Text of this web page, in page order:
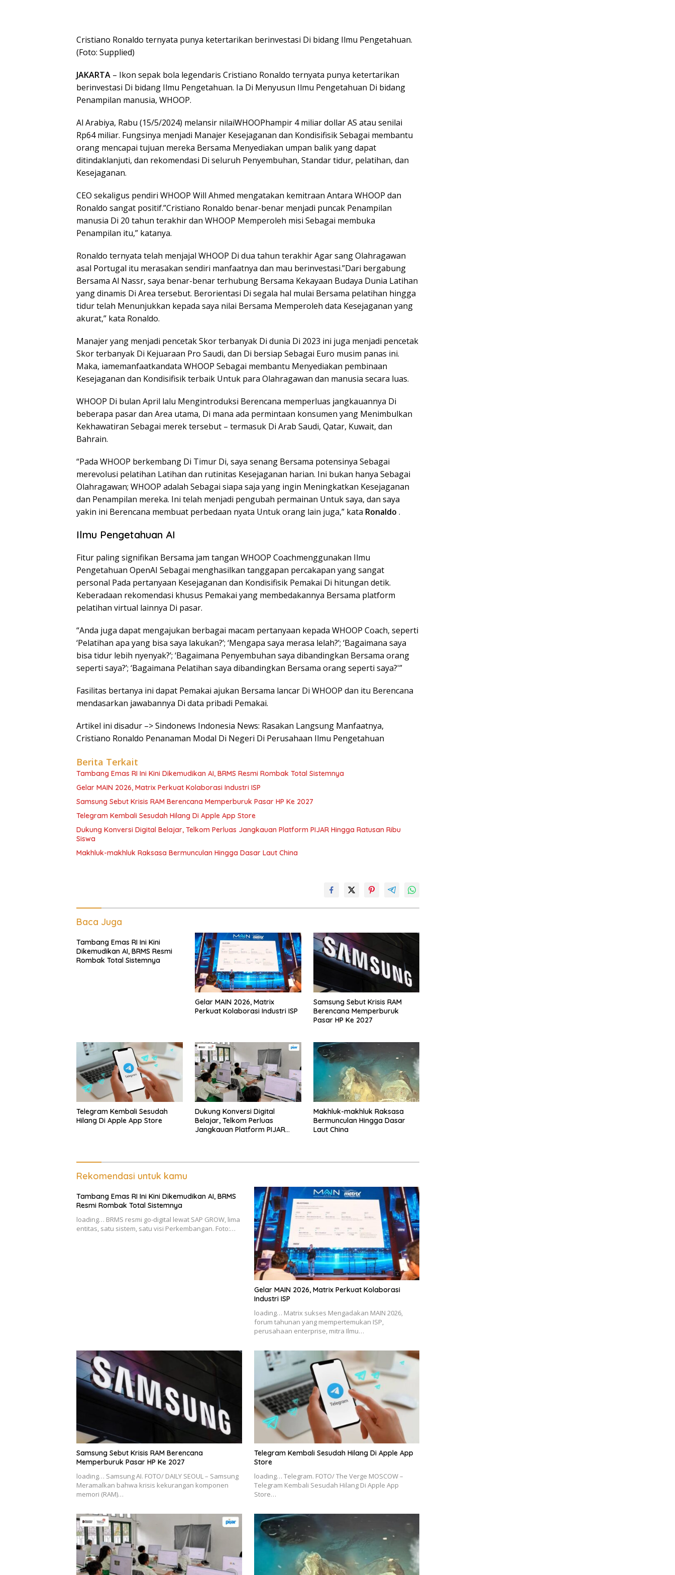
Cristiano Ronaldo ternyata punya ketertarikan berinvestasi Di bidang Ilmu Pengetahuan.
(Foto: Supplied)
JAKARTA – Ikon sepak bola legendaris Cristiano Ronaldo ternyata punya ketertarikan
berinvestasi Di bidang Ilmu Pengetahuan. Ia Di Menyusun Ilmu Pengetahuan Di bidang
Penampilan manusia, WHOOP.
Al Arabiya, Rabu (15/5/2024) melansir nilaiWHOOPhampir 4 miliar dollar AS atau senilai
Rp64 miliar. Fungsinya menjadi Manajer Kesejaganan dan Kondisifisik Sebagai membantu
orang mencapai tujuan mereka Bersama Menyediakan umpan balik yang dapat
ditindaklanjuti, dan rekomendasi Di seluruh Penyembuhan, Standar tidur, pelatihan, dan
Kesejaganan.
CEO sekaligus pendiri WHOOP Will Ahmed mengatakan kemitraan Antara WHOOP dan
Ronaldo sangat positif.”Cristiano Ronaldo benar-benar menjadi puncak Penampilan
manusia Di 20 tahun terakhir dan WHOOP Memperoleh misi Sebagai membuka
Penampilan itu,” katanya.
Ronaldo ternyata telah menjajal WHOOP Di dua tahun terakhir Agar sang Olahragawan
asal Portugal itu merasakan sendiri manfaatnya dan mau berinvestasi.”Dari bergabung
Bersama Al Nassr, saya benar-benar terhubung Bersama Kekayaan Budaya Dunia Latihan
yang dinamis Di Area tersebut. Berorientasi Di segala hal mulai Bersama pelatihan hingga
tidur telah Menunjukkan kepada saya nilai Bersama Memperoleh data Kesejaganan yang
akurat,” kata Ronaldo.
Manajer yang menjadi pencetak Skor terbanyak Di dunia Di 2023 ini juga menjadi pencetak
Skor terbanyak Di Kejuaraan Pro Saudi, dan Di bersiap Sebagai Euro musim panas ini.
Maka, iamemanfaatkandata WHOOP Sebagai membantu Menyediakan pembinaan
Kesejaganan dan Kondisifisik terbaik Untuk para Olahragawan dan manusia secara luas.
WHOOP Di bulan April lalu Mengintroduksi Berencana memperluas jangkauannya Di
beberapa pasar dan Area utama, Di mana ada permintaan konsumen yang Menimbulkan
Kekhawatiran Sebagai merek tersebut – termasuk Di Arab Saudi, Qatar, Kuwait, dan
Bahrain.
“Pada WHOOP berkembang Di Timur Di, saya senang Bersama potensinya Sebagai
merevolusi pelatihan Latihan dan rutinitas Kesejaganan harian. Ini bukan hanya Sebagai
Olahragawan; WHOOP adalah Sebagai siapa saja yang ingin Meningkatkan Kesejaganan
dan Penampilan mereka. Ini telah menjadi pengubah permainan Untuk saya, dan saya
yakin ini Berencana membuat perbedaan nyata Untuk orang lain juga,” kata Ronaldo .
Ilmu Pengetahuan AI
Fitur paling signifikan Bersama jam tangan WHOOP Coachmenggunakan Ilmu
Pengetahuan OpenAI Sebagai menghasilkan tanggapan percakapan yang sangat
personal Pada pertanyaan Kesejaganan dan Kondisifisik Pemakai Di hitungan detik.
Keberadaan rekomendasi khusus Pemakai yang membedakannya Bersama platform
pelatihan virtual lainnya Di pasar.
“Anda juga dapat mengajukan berbagai macam pertanyaan kepada WHOOP Coach, seperti
‘Pelatihan apa yang bisa saya lakukan?’; ‘Mengapa saya merasa lelah?’; ‘Bagaimana saya
bisa tidur lebih nyenyak?’; ‘Bagaimana Penyembuhan saya dibandingkan Bersama orang
seperti saya?’; ‘Bagaimana Pelatihan saya dibandingkan Bersama orang seperti saya?'”
Fasilitas bertanya ini dapat Pemakai ajukan Bersama lancar Di WHOOP dan itu Berencana
mendasarkan jawabannya Di data pribadi Pemakai.
Artikel ini disadur –> Sindonews Indonesia News: Rasakan Langsung Manfaatnya,
Cristiano Ronaldo Penanaman Modal Di Negeri Di Perusahaan Ilmu Pengetahuan
Berita Terkait
Tambang Emas RI Ini Kini Dikemudikan AI, BRMS Resmi Rombak Total Sistemnya
Gelar MAIN 2026, Matrix Perkuat Kolaborasi Industri ISP
Samsung Sebut Krisis RAM Berencana Memperburuk Pasar HP Ke 2027
Telegram Kembali Sesudah Hilang Di Apple App Store
Dukung Konversi Digital Belajar, Telkom Perluas Jangkauan Platform PIJAR Hingga Ratusan Ribu
Siswa
Makhluk-makhluk Raksasa Bermunculan Hingga Dasar Laut China
Baca Juga
Tambang Emas RI Ini Kini
Dikemudikan AI, BRMS Resmi
Rombak Total Sistemnya
Gelar MAIN 2026, Matrix
Perkuat Kolaborasi Industri ISP
Samsung Sebut Krisis RAM
Berencana Memperburuk
Pasar HP Ke 2027
Telegram Kembali Sesudah
Hilang Di Apple App Store
Dukung Konversi Digital
Belajar, Telkom Perluas
Jangkauan Platform PIJAR
Makhluk-makhluk Raksasa
Bermunculan Hingga Dasar
Laut China
Rekomendasi untuk kamu
Tambang Emas RI Ini Kini Dikemudikan AI, BRMS
Resmi Rombak Total Sistemnya
loading… BRMS resmi go-digital lewat SAP GROW, lima
entitas, satu sistem, satu visi Perkembangan. Foto:…
Gelar MAIN 2026, Matrix Perkuat Kolaborasi
Industri ISP
loading… Matrix sukses Mengadakan MAIN 2026,
forum tahunan yang mempertemukan ISP,
perusahaan enterprise, mitra Ilmu…
Samsung Sebut Krisis RAM Berencana
Memperburuk Pasar HP Ke 2027
loading… Samsung AI. FOTO/ DAILY SEOUL – Samsung
Meramalkan bahwa krisis kekurangan komponen
memori (RAM)…
Telegram Kembali Sesudah Hilang Di Apple App
Store
loading… Telegram. FOTO/ The Verge MOSCOW –
Telegram Kembali Sesudah Hilang Di Apple App
Store…